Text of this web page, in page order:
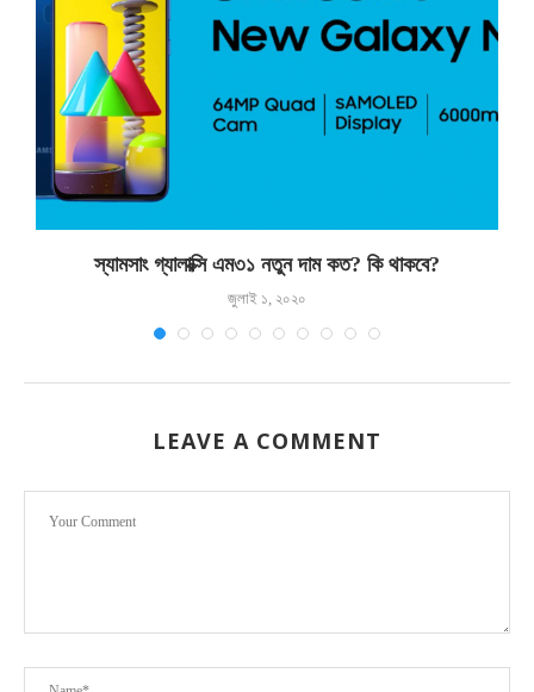
স্যামসাং গ্যালাক্সি এম৩১ নতুন দাম কত? কি থাকবে?
জুলাই ১, ২০২০
LEAVE A COMMENT